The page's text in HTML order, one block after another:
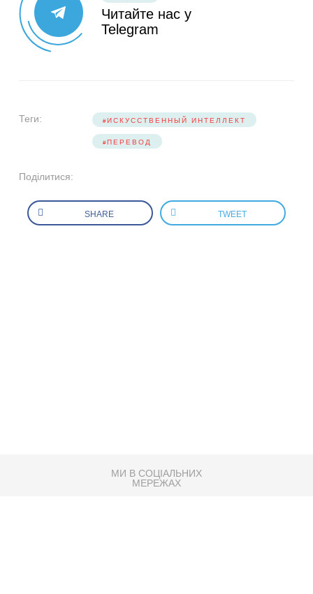
Читайте нас у
Telegram
Теги: ИСКУССТВЕННЫЙ ИНТЕЛЛЕКТ
ПЕРЕВОД
Поділитися:
SHARE TWEET
МИ В СОЦІАЛЬНИХ
МЕРЕЖАХ